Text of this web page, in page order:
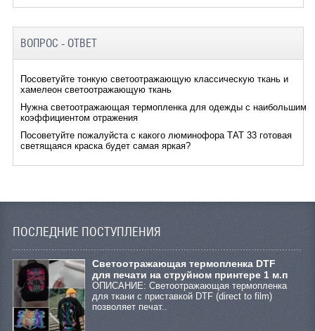
ВОПРОС - ОТВЕТ
Посоветуйте тонкую светоотражающую классическую ткань и
хамелеон светоотражающую ткань
Нужна светоотражающая термопленка для одежды с наибольшим
коэффициентом отражения
Посоветуйте пожалуйста с какого люминофора ТАТ 33 готовая
светящаяся краска будет самая яркая?
ПОСЛЕДНИЕ ПОСТУПЛЕНИЯ
Cветоотражающая термопленка DTF
для печати на струйном принтере 1 м.п
ОПИСАНИЕ: Светоотражающая термопленка
для ткани с приставкой DTF (direct to film)
позволяет печат..